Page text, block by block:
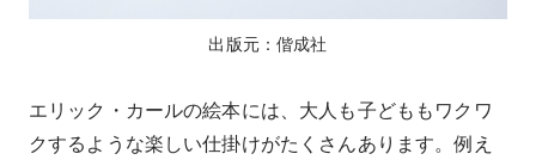
出版元：偕成社
エリック・カールの絵本には、大人も子どももワクワ
クするような楽しい仕掛けがたくさんあります。例え